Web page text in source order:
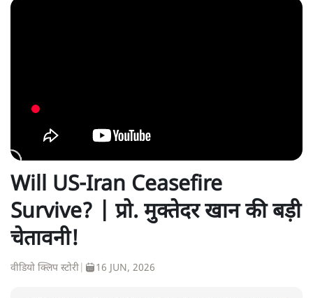
Will US-Iran Ceasefire
Survive? | प्रो. मुक्तेदर खान की बड़ी
चेतावनी!
वीडियो क्लिप स्टोरी 16 JUN, 2026